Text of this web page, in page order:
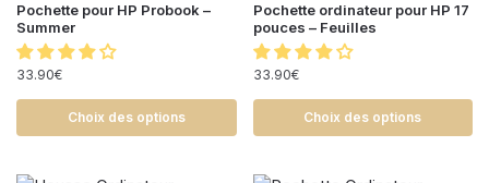
Pochette pour HP Probook –
Summer
33.90€
Choix des options
Pochette ordinateur pour HP 17
pouces – Feuilles
33.90€
Choix des options